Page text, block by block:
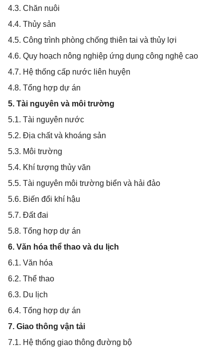
4.3. Chăn nuôi
4.4. Thủy sản
4.5. Công trình phòng chống thiên tai và thủy lợi
4.6. Quy hoạch nông nghiệp ứng dụng công nghệ cao
4.7. Hệ thống cấp nước liên huyện
4.8. Tổng hợp dự án
5. Tài nguyên và môi trường
5.1. Tài nguyên nước
5.2. Địa chất và khoáng sản
5.3. Môi trường
5.4. Khí tượng thủy văn
5.5. Tài nguyên môi trường biển và hải đảo
5.6. Biến đổi khí hậu
5.7. Đất đai
5.8. Tổng hợp dự án
6. Văn hóa thể thao và du lịch
6.1. Văn hóa
6.2. Thể thao
6.3. Du lịch
6.4. Tổng hợp dự án
7. Giao thông vận tải
7.1. Hệ thống giao thông đường bộ